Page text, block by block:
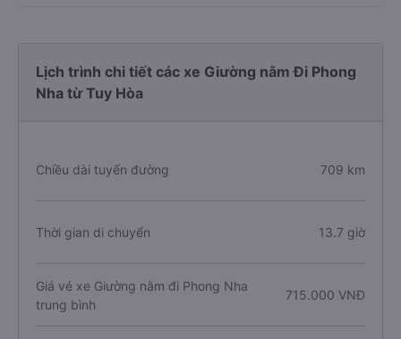
Lịch trình chi tiết các xe Giường nằm Đi Phong
Nha từ Tuy Hòa
Chiều dài tuyến đường 709 km
Thời gian di chuyển 13.7 giờ
Giá vé xe Giường nằm đi Phong Nha
trung bình
715.000 VNĐ